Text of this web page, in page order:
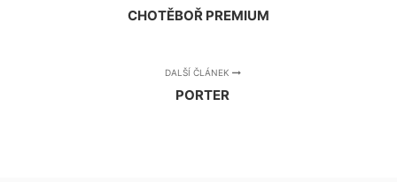
CHOTĚBOŘ PREMIUM
DALŠÍ ČLÁNEK
PORTER